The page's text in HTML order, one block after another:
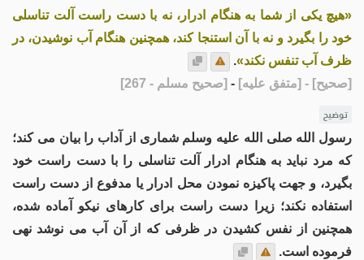
«هیچ یکی از شما به هنگام ادرار، نه با دست راست آلت تناسلی
خود را بگيرد و نه با آن استنجا کند، همچنين هنگام آب نوشيدن، در
ظرف آب تنفس نکند».
[صحیح] - [متفق علیه] - [صحیح مسلم - 267]
توضیح
رسول الله صلی الله علیه وسلم شماری از آداب را بیان می کند؛
که مرد نباید به هنگام ادرار آلت تناسلی را با دست راست خود
بگیرد، و جهت پاکیزه نمودن محل ادرار یا مدفوع از دست راست
استفاده نکند؛ زیرا دست راست برای کارهای نیکو آماده شده،
همچنین از نفس کشیدن در ظرفی که از آن آب می نوشد نهی
فرموده است.